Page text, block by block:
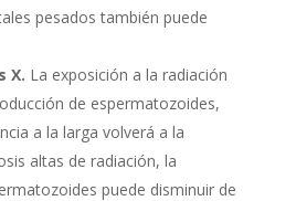
pesados también puede
X. La exposición a la radiación
de espermatozoides,
a la larga volverá a la
altas de radiación, la
puede disminuir de